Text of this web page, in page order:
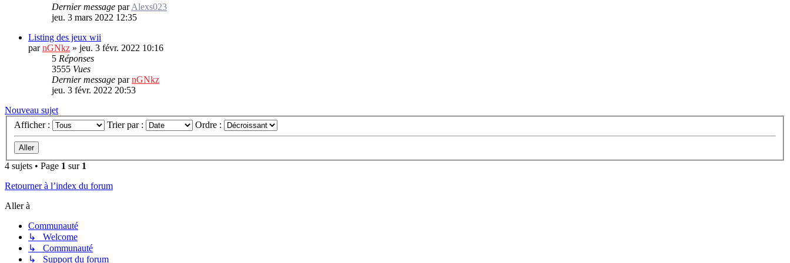
Dernier message parAlexs023
jeu. 3 mars 2022 12:35
Listing des jeux wii
parnGNkz » jeu. 3 févr. 2022 10:16
5 Réponses
3555 Vues
Dernier message parnGNkz
jeu. 3 févr. 2022 20:53
Nouveau sujet
Afficher :
Trier par : Ordre :
4 sujets • Page 1 sur 1
Retourner à l’index du forum
Aller à
Communauté
↳ Welcome
↳ Communauté
↳ Support du forum